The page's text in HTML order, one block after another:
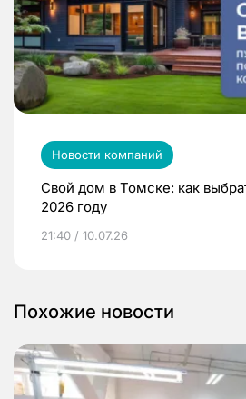
Новости компаний
Свой дом в Томске: как
2026 году
21:40 / 10.07.26
Похожие новости